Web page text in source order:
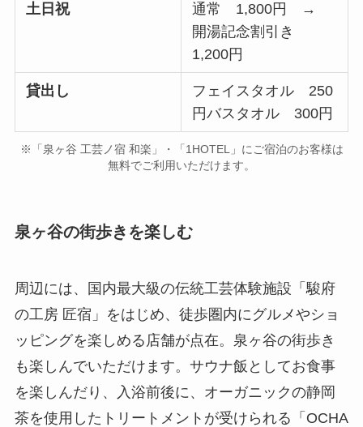
土日祝
通常 1,800円 →
開湯記念割引き
1,200円
貸出し
フェイスタオル 250
円バスタオル 300円
※「泉ヶ谷 工芸ノ宿 和楽」・「1HOTEL」にご宿泊のお客様は
無料でご利用いただけます。
泉ヶ谷の街歩きを楽しむ
周辺には、国内最大級の伝統工芸体験施設「駿府
の工房 匠宿」をはじめ、徒歩圏内にグルメやショ
ッピングを楽しめる店舗が点在。泉ヶ谷の街歩き
も楽しんでいただけます。サウナ飯としてお食事
を楽しんだり、入浴前後に、オーガニックの静岡
茶を使用したトリートメントが受けられる「OCHA